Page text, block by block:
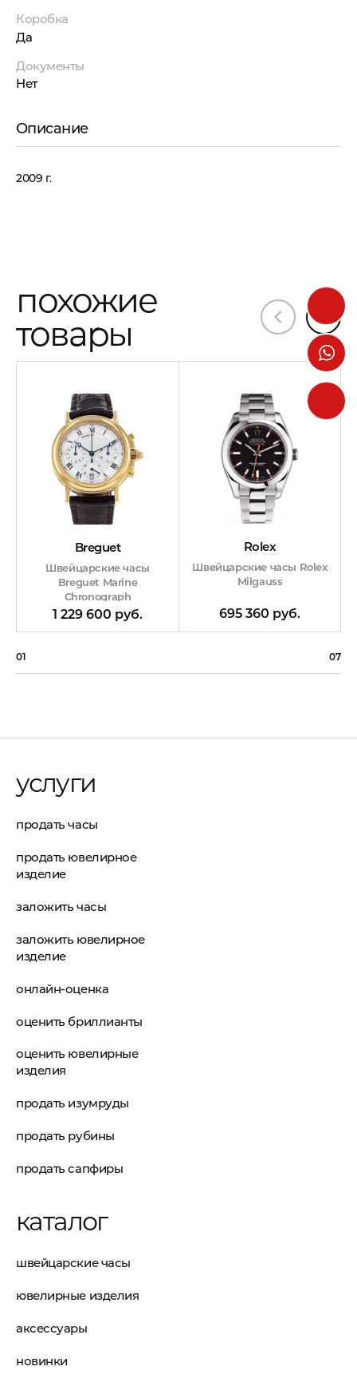
Коробка
Да
Документы
Нет
Описание
2009 г.
похожие
товары
Breguet
Швейцарские часы
Breguet Marine
Chronograph
1 229 600 руб.
Rolex
Швейцарские часы Rolex
Milgauss
695 360 руб.
01 07
услуги
продать часы
продать ювелирное
изделие
заложить часы
заложить ювелирное
изделие
онлайн-оценка
оценить бриллианты
оценить ювелирные
изделия
продать изумруды
продать рубины
продать сапфиры
каталог
швейцарские часы
ювелирные изделия
аксессуары
новинки